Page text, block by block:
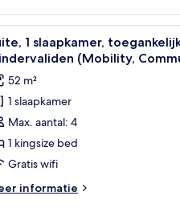
bed, twee fauteuils, een Een
6
1 slaapkamer,
(Mobility,
52 m²
1 slaapkamer
Max. aantal: 4
1 kingsize bed
Gratis wifi
informatie